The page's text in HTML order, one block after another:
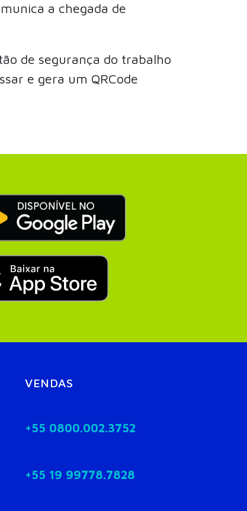
a chegada de
de segurança do trabalho
e gera um QRCode
VENDAS
+55 0800.002.3752
+55 19 99778.7828